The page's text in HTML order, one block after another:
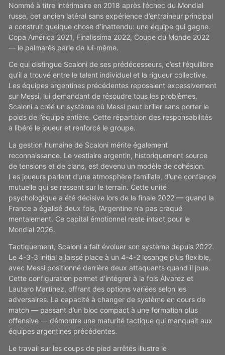
Nommé à titre intérimaire en 2018 après l’échec du Mondial
russe, cet ancien latéral sans expérience d’entraîneur principal
a construit quelque chose d’inattendu: une équipe qui gagne.
Copa América 2021, Finalissima 2022, Coupe du Monde 2022
— le palmarès parle de lui-même.
Ce qui distingue Scaloni de ses prédécesseurs, c’est l’équilibre
qu’il a trouvé entre le talent individuel et la rigueur collective.
Les équipes argentines précédentes reposaient excessivement
sur Messi, lui demandant de résoudre tous les problèmes.
Scaloni a créé un système où Messi peut briller sans porter le
poids de l’équipe entière. Cette répartition des responsabilités
a libéré le joueur et renforcé le groupe.
La gestion humaine de Scaloni mérite également
reconnaissance. Le vestiaire argentin, historiquement source
de tensions et de clans, est devenu un modèle de cohésion.
Les joueurs parlent d’une atmosphère familiale, d’une confiance
mutuelle qui se ressent sur le terrain. Cette unité
psychologique a été décisive lors de la finale 2022 — quand la
France a égalisé deux fois, l’Argentine n’a pas craqué
mentalement. Ce capital émotionnel reste intact pour le
Mondial 2026.
Tactiquement, Scaloni a fait évoluer son système depuis 2022.
Le 4-3-3 initial a laissé place à un 4-4-2 losange plus flexible,
avec Messi positionné derrière deux attaquants quand il joue.
Cette configuration permet d’intégrer à la fois Álvarez et
Lautaro Martínez, offrant des options variées selon les
adversaires. La capacité à changer de système en cours de
match — passant d’un bloc compact à une formation plus
offensive — démontre une maturité tactique qui manquait aux
équipes argentines précédentes.
Le travail sur les coups de pied arrêtés illustre le